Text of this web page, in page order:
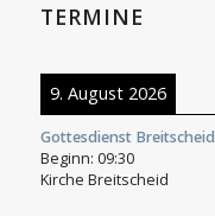
TERMINE
9. August 2026
Gottesdienst Breitscheid
Beginn: 09:30
Kirche Breitscheid